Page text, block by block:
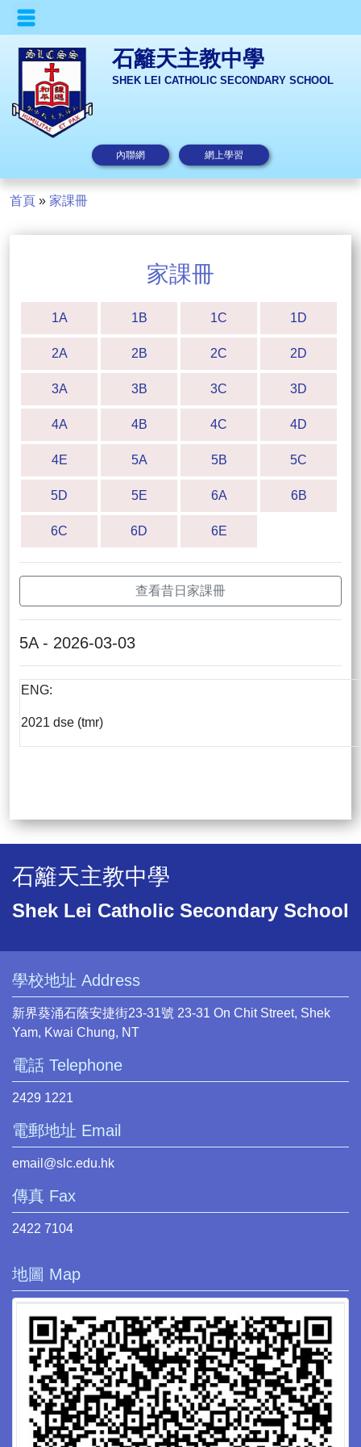
石籬天主教中學
SHEK LEI CATHOLIC SECONDARY SCHOOL
內聯網 網上學習
首頁 » 家課冊
家課冊
1A 1B 1C 1D
2A 2B 2C 2D
3A 3B 3C 3D
4A 4B 4C 4D
4E 5A 5B 5C
5D 5E 6A 6B
6C 6D 6E
查看昔日家課冊
5A - 2026-03-03
ENG:
2021 dse (tmr)
石籬天主教中學
Shek Lei Catholic Secondary School
學校地址 Address
新界葵涌石蔭安捷街23-31號 23-31 On Chit Street, Shek
Yam, Kwai Chung, NT
電話 Telephone
2429 1221
電郵地址 Email
email@slc.edu.hk
傳真 Fax
2422 7104
地圖 Map